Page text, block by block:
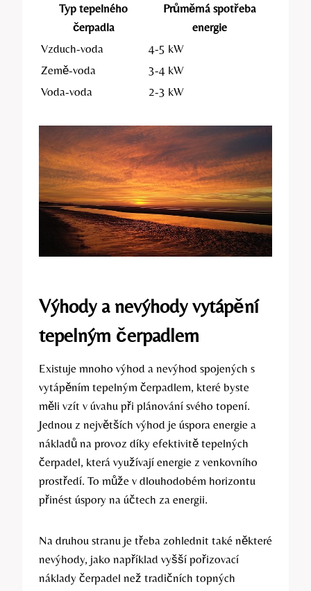
Typ tepelného
čerpadla
Průměrná spotřeba
energie
Vzduch-voda
4-5 kW
Země-voda
3-4 kW
Voda-voda
2-3 kW
Výhody a nevýhody vytápění
tepelným čerpadlem
Existuje mnoho výhod a nevýhod spojených s
vytápěním tepelným čerpadlem, které byste
měli vzít v úvahu při plánování svého topení.
Jednou z největších výhod je úspora energie a
nákladů na provoz díky efektivitě tepelných
čerpadel, která využívají energie z venkovního
prostředí. To může v dlouhodobém horizontu
přinést úspory na účtech za energii.
Na druhou stranu je třeba zohlednit také některé
nevýhody, jako například vyšší pořizovací
náklady čerpadel než tradičních topných